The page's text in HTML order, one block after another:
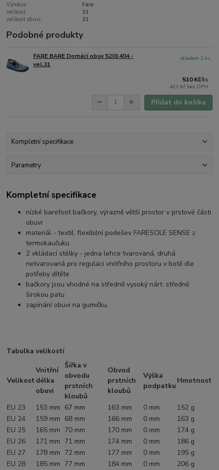
Výrobce:
Fare
velikost:
31
velikost obuvi:
31
Podobné produkty
FARE BARE Domácí obuv 5201404 -
vel.31
510 Kč/ks
421 Kč bez DPH
skladem 2 ks
Přidat do košíku
Kompletní specifikace
Parametry
Kompletní specifikace
nízké barefoot bačkory, výrazně větší prostor v prstové části
obuvi
materiál - textil, flexibilní podešev FARESOLE SENSE z
termokaučuku
2 vkládací stélky - jedna lehce tvarovaná, druhá
netvarovaná pro regulaci vnitřního prostoru v botě dle
potřeby dítěte
bačkory jsou vhodné na středně vysoký nárt, středně
širokou patu
zapínání obuvi na gumičku.
Tabulka velikostí
Velikost
Vnitřní
délka
obuvi
Šířka v
obvodu
prstních
kloubů
Obvod
prstních
kloubů
Výška
podpatku
Hmotnost
EU 23 153 mm 67 mm 163 mm 0 mm
152 g
EU 24
159 mm 68 mm 166 mm 0 mm
163 g
EU 25
165 mm 70 mm 170 mm 0 mm
174 g
EU 26
171 mm 71 mm 174 mm 0 mm
186 g
EU 27
178 mm 72 mm 177 mm 0 mm
195 g
EU 28
185 mm 77 mm 184 mm 0 mm
206 g